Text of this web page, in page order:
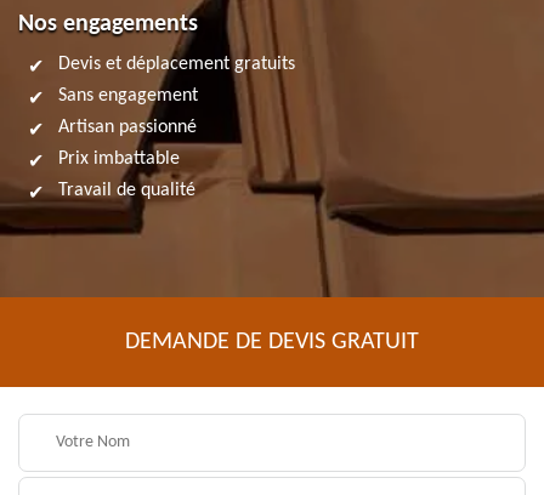
Nos engagements
Devis et déplacement gratuits
Sans engagement
Artisan passionné
Prix imbattable
Travail de qualité
DEMANDE DE DEVIS GRATUIT